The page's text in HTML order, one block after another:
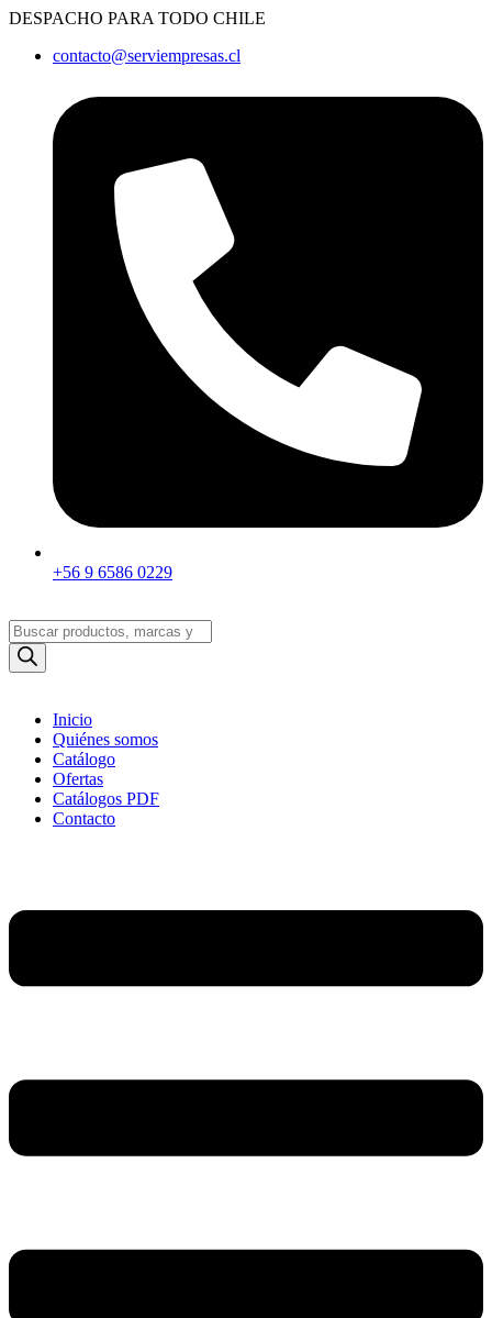
Ir
contenido
DESPACHO PARA TODO CHILE
contacto@serviempresas.cl
+56 9 6586 0229
Búsqueda
de
productos
Inicio
Quiénes somos
Catálogo
Ofertas
Catálogos PDF
Contacto